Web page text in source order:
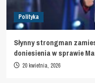
Polityka
Słynny strongman
doniesienia w sprawie
20 kwietnia, 2026